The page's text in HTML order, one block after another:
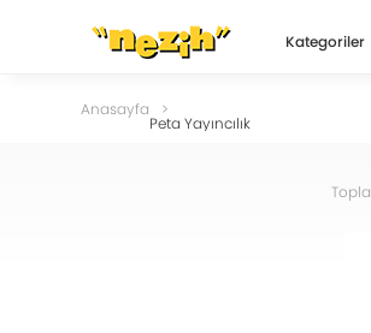
Kategoriler
Anasayfa
Peta Yayıncılık